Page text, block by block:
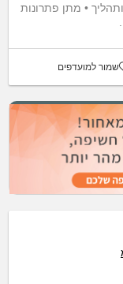
• מתן פתרונות
שמור למועדפים